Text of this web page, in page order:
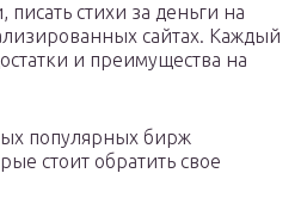
стихи за деньги на
сайтах. Каждый
и преимущества на
популярных бирж
стоит обратить свое